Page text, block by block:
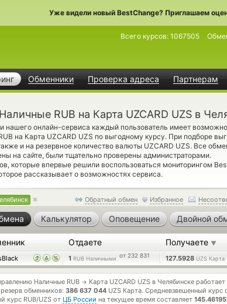
Уже видели новый BestChange? Приглашаем
Обменники Проверка адреса Партнерам
Всего курсов: 1067505
RUB на Карта UZCARD UZS в
нашего онлайн-сервиса каждый пользователь имеет
на Карта UZCARD UZS по выгодному курсу. При подборе
и на резервное количество валюты UZCARD UZS. Все
на сайте, были тщательно проверены администраторами.
которые впервые решили воспользоваться мониторингом
рассказывает о возможностях сервиса.
Обратный обмен Избранное
Калькулятор Оповещение Двойной
Отдаете Получаете ▼
1 RUB Наличными от 232 831 127.5928 UZS Карта
Наличные RUB → Карта UZCARD UZS в Челябинске работает
обменников: 386 637 044 UZS Карта. Средневзвешенный курс
курс RUB/UZS от ЦБ России на текущее время составляет